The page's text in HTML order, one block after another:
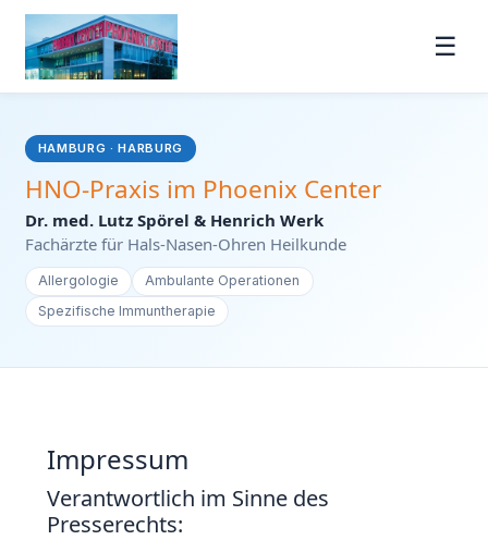
☰
HAMBURG · HARBURG
HNO-Praxis im Phoenix Center
Dr. med. Lutz Spörel & Henrich Werk
Fachärzte für Hals-Nasen-Ohren Heilkunde
Allergologie
Ambulante Operationen
Spezifische Immuntherapie
Impressum
Verantwortlich im Sinne des
Presserechts: